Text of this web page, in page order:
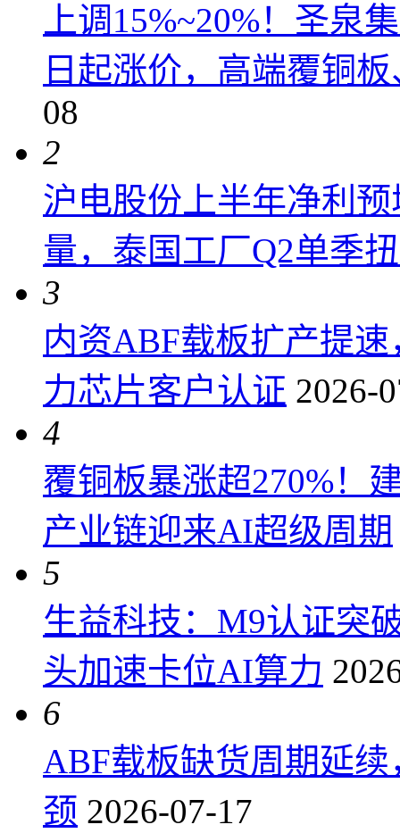
上调15%~20%！圣泉
日起涨价，高端覆铜
08
2
沪电股份上半年净利
量，泰国工厂Q2单季
3
内资ABF载板扩产提
力芯片客户认证 2026-
4
覆铜板暴涨超270%！
产业链迎来AI超级周期
5
生益科技：M9认证突
头加速卡位AI算力
6
ABF载板缺货周期延
颈 2026-07-17